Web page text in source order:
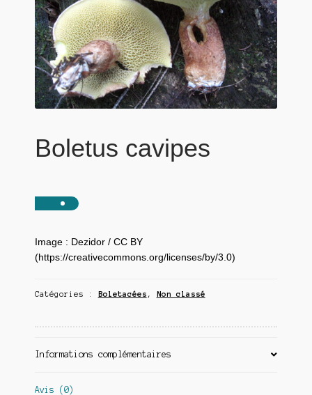
Boletus cavipes
Image : Dezidor / CC BY
(https://creativecommons.org/licenses/by/3.0)
Catégories : Boletacées , Non classé
Informations complémentaires
Avis (0)